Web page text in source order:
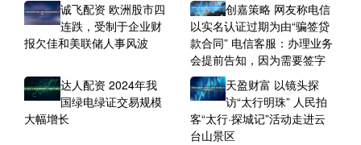
诚飞配资 欧洲股市四
连跌，受制于企业财
报欠佳和美联储人事风波
创嘉策略 网友称电信
以实名认证过期为由“骗签贷
款合同” 电信客服：办理业务
会提前告知，因为需要签字
达人配资 2024年我
国绿电绿证交易规模
大幅增长
天盈财富 以镜头探
访“太行明珠” 人民拍
客“太行·探城记”活动走进云
台山景区